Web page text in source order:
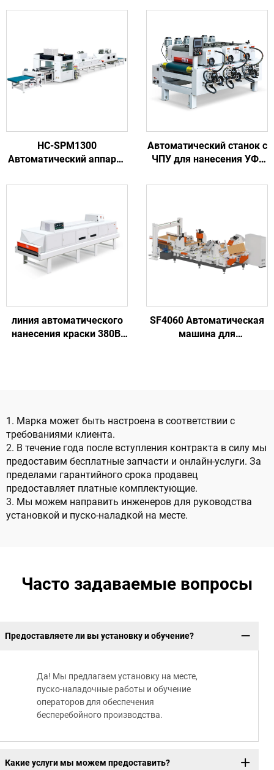
HC-SPM1300
Автоматический аппарат
дверей на мебельной
Автоматический станок с
ЧПУ для нанесения УФ-
мебельной доски из ПВХ
линия автоматического
нанесения краски 380В,
SF4060 Автоматическая
машина для
1. Марка может быть настроена в соответствии с
требованиями клиента.
2. В течение года после вступления контракта в силу мы
предоставим бесплатные запчасти и онлайн-услуги. За
пределами гарантийного срока продавец
предоставляет платные комплектующие.
3. Мы можем направить инженеров для руководства
установкой и пуско-наладкой на месте.
Часто задаваемые вопросы
Предоставляете ли вы установку и обучение?
Да! Мы предлагаем установку на месте,
пуско-наладочные работы и обучение
операторов для обеспечения
бесперебойного производства.
Какие услуги мы можем предоставить?